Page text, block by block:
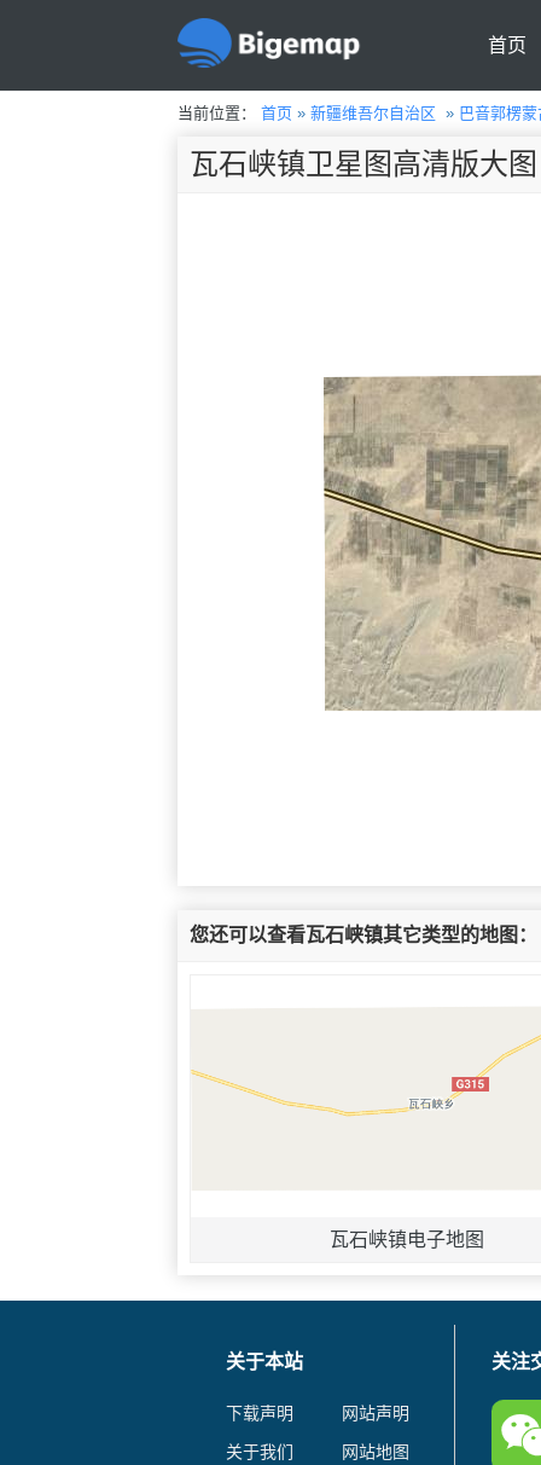
首页
当前位置： 首页» 新疆维吾尔自治区 » 巴音郭楞
瓦石峡镇卫星图高清版大图
您还可以查看瓦石峡镇其它类型的地图：
瓦石峡镇电子地图
关于本站
下载声明
网站声明
关于我们
网站地图
关注